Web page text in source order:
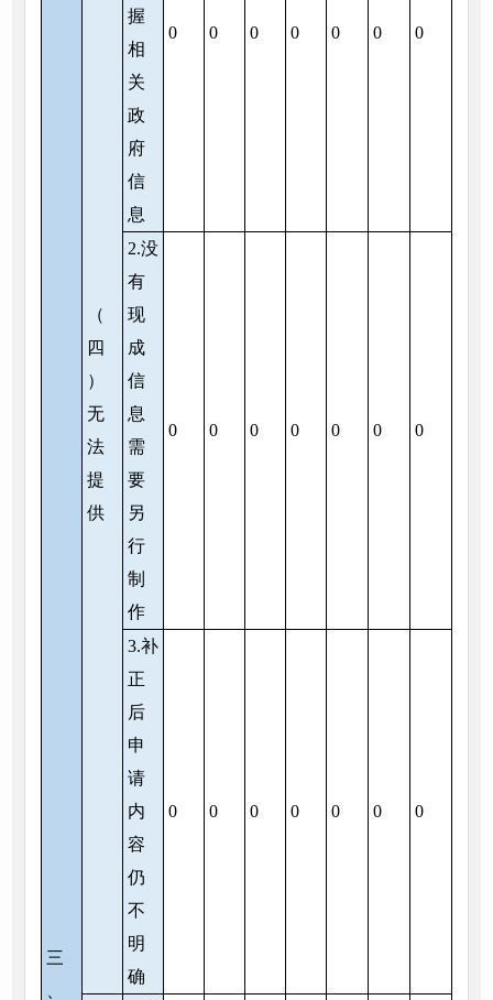
三
（
四
）
无
法
提
供
握
相
关
政
府
信
息
0 0 0 0 0 0 0
2.没
有
现
成
信
息
需
要
另
行
制
作
0 0 0 0 0 0 0
3.补
正
后
申
请
内
容
仍
不
明
确
0 0 0 0 0 0 0